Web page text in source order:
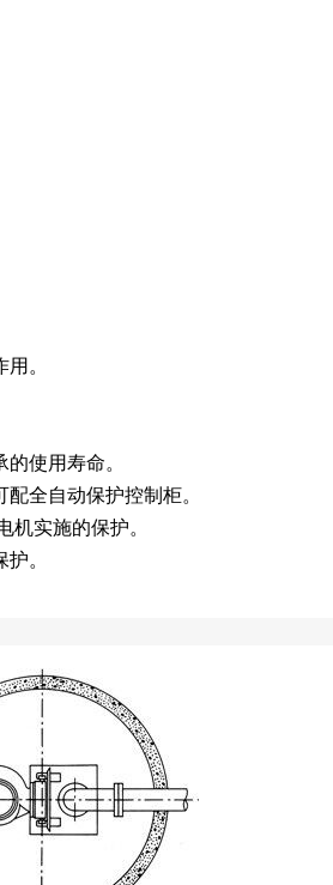
。
使用寿命。
全自动保护控制柜。
实施的保护。
。